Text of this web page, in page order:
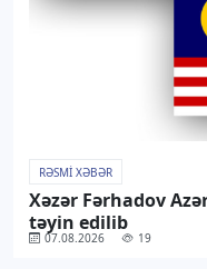
RƏSMI XƏBƏR
Xəzər Fərhadov
təyin edilib
07.08.2026 19